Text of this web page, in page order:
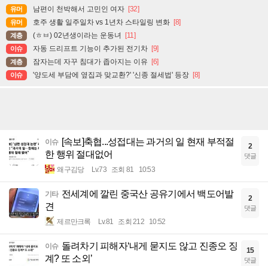
유머 남편이 천박해서 고민인 여자 [32]
유머 호주 생활 일주일차 vs 1년차 스타일링 변화 [8]
계층 (ㅎㅂ) 02년생이라는 운동녀 [11]
이슈 자동 드리프트 기능이 추가된 전기차 [9]
계층 잠자는데 자꾸 침대가 좁아지는 이유 [6]
이슈 '양도세 부담에 옆집과 맞교환?' '신종 절세법' 등장 [8]
이슈 [속보]축협...성접대는 과거의 일 현재 부적절
한 행위 절대없어
왜구김당 Lv.73 조회 81 10:53
2
댓글
기타 전세계에 깔린 중국산 공유기에서 백도어발
견
제르만크록 Lv.81 조회 212 10:52
2
댓글
이슈 돌려차기 피해자‘내게 묻지도 않고 진종오 징
계? 또 소외’
15
댓글